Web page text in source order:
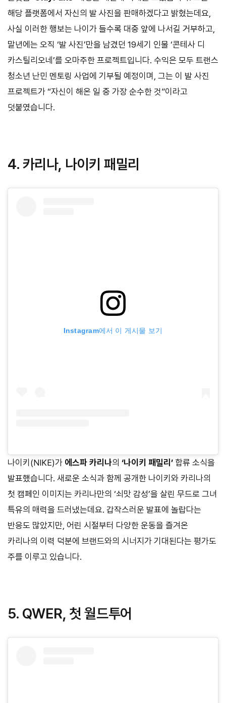
해당 플랫폼에서 자신의 발 사진을 판매하겠다고 밝혔는데요,
사실 이러한 행보는 나이가 들수록 대중 앞에 나서길 거부하고,
말년에는 오직 ‘발 사진’만을 남겼던 19세기 인물 ‘콘테사 디
카스틸리오네’를 오마주한 프로젝트입니다. 수익은 모두 트랜스
청소년 난민 멘토링 사업에 기부될 예정이며, 그는 이 발 사진
프로젝트가 “자신이 해온 일 중 가장 순수한 것”이라고
덧붙였습니다.
4. 카리나, 나이키 패밀리
Instagram에서 이 게시물 보기
나이키(NIKE)가 에스파 카리나의 ‘나이키 패밀리’ 합류 소식을
발표했습니다. 새로운 소식과 함께 공개한 나이키와 카리나의
첫 캠페인 이미지는 카리나만의 ‘쇠맛 감성’을 살린 무드로 그녀
특유의 매력을 드러냈는데요. 갑작스러운 발표에 놀랍다는
반응도 많았지만, 어린 시절부터 다양한 운동을 즐겨온
카리나의 이력 덕분에 브랜드와의 시너지가 기대된다는 평가도
주를 이루고 있습니다.
5. QWER, 첫 월드투어